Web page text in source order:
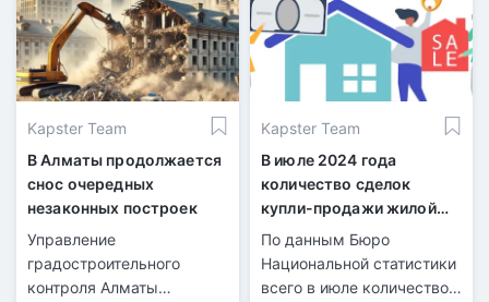
Азии.
Kapster Team
В Алматы продолжается
снос очередных
незаконных построек
Управление
градостроительного
контроля Алматы
Kapster Team
В июле 2024 года
количество сделок
купли-продажи жилой
недвижимости
увеличилось на 21,7%
По данным Бюро
Национальной статистики
всего в июле количество